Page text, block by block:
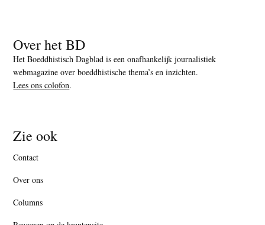
Over het BD
Het Boeddhistisch Dagblad is een onafhankelijk journalistiek
webmagazine over boeddhistische thema’s en inzichten.
Lees ons colofon.
Zie ook
Contact
Over ons
Columns